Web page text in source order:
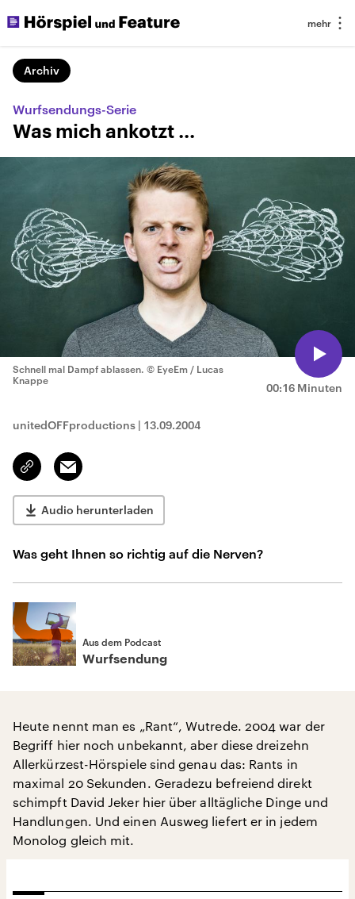
Archiv
Wurfsendungs-Serie
Was mich ankotzt ...
00:16 Minuten
Schnell mal Dampf ablassen. © EyeEm / Lucas
Knappe
unitedOFFproductions | 13.09.2004
Link
kopieren/teilen
Email
Audio herunterladen
Was geht Ihnen so richtig auf die Nerven?
Aus dem Podcast
Wurfsendung
Heute nennt man es „Rant“, Wutrede. 2004 war der
Begriff hier noch unbekannt, aber diese dreizehn
Allerkürzest-Hörspiele sind genau das: Rants in
maximal 20 Sekunden. Geradezu befreiend direkt
schimpft David Jeker hier über alltägliche Dinge und
Handlungen. Und einen Ausweg liefert er in jedem
Monolog gleich mit.